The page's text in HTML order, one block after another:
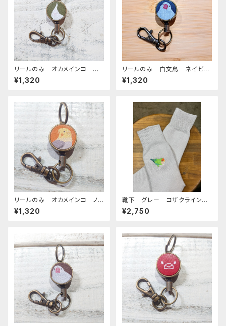
リールのみ オカメインコ ア
ルビノ グリーン ぽわんシリ
ーズ おかめいんこ
¥1,320
リールのみ 白文鳥 ネイビ
ー 文鳥 ブンチョウ ぶんちょ
う
¥1,320
リールのみ オカメインコ ノ
ーマル キャメル おかめいん
こ
¥1,320
靴下 グレー コザクライン
コ 日本製 刺繍 奈良の靴
下 くつした こざくらいんこ
¥2,750